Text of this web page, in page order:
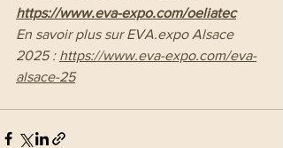
https://www.eva-expo.com/oeliatec
En savoir plus sur EVA.expo Alsace
2025 : https://www.eva-expo.com/eva-
alsace-25